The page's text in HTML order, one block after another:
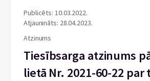
Publicēts: 10.03.2022.
Atjaunināts: 28.04.2023.
Atzinums
Tiesībsarga atzinums
lietā Nr. 2021-60-22